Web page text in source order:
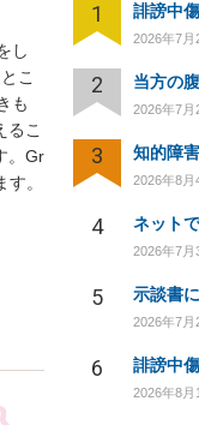
し
こ
も
るこ
。Gr
。
1
2026年7月
2
2026年7月
3
2026年8月
4
2026年7月
5
2026年7月
6
2026年8月